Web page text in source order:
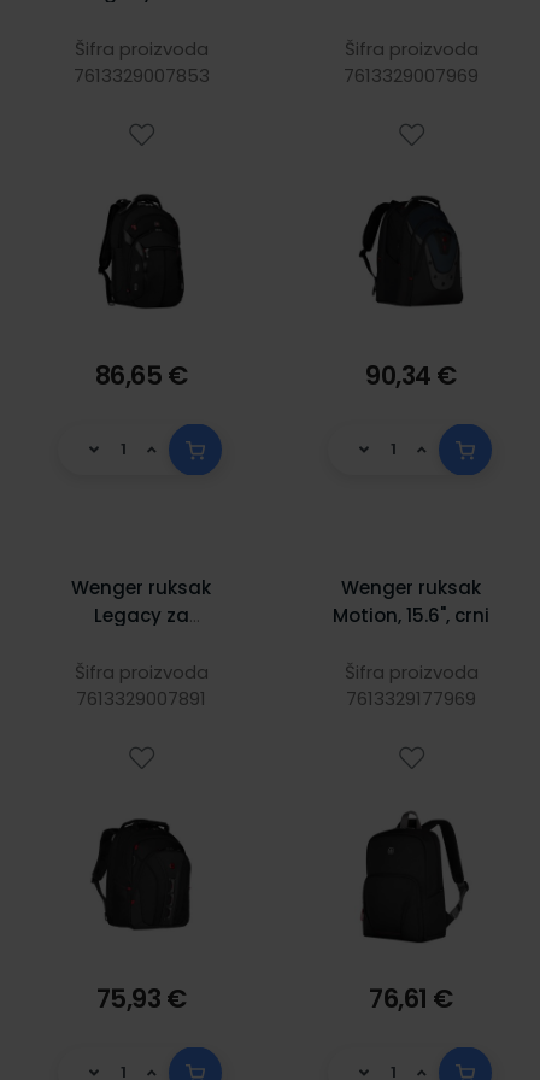
crni
Šifra proizvoda
7613329007853
86,65 €
17", plavi
Šifra proizvoda
7613329007969
90,34 €
Wenger ruksak
Legacy za
16", crni
Šifra proizvoda
7613329007891
75,93 €
Wenger ruksak
Motion, 15.6", crni
Šifra proizvoda
7613329177969
76,61 €